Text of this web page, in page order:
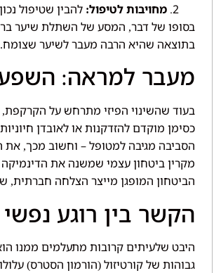
מחויבות לטיפול: להבין שטיפול
בסופו של דבר, המסע של השתלת שיער
בתוצאה שהיא הרבה מעבר לשיער שצומח.
מעבר למראה:
בעוד שהשינוי הפיזי מתרחש על הקרקפת,
כסימן מוקדם להזדקנות או לאובדן חיוניות
הסביבה מגיבה למטופל – וחשוב מכך, את
מקרין ביטחון עצמי שמשנה את
הביטחון המופגן מייצר הצלחה חברתית,
הקשר בין רוגע
היבט שלעיתים קרובות מתעלמים ממנו
גבוהות של קורטיזול (הורמון הסטרס)